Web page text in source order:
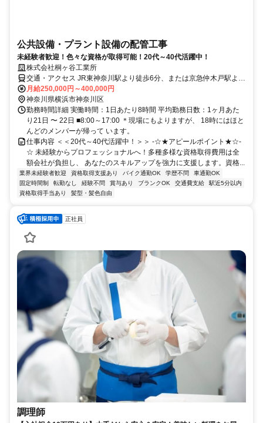
公共設備・プラント設備の配管工事
未経験者歓迎！色々な資格が取得可能！20代～40代活躍中！
株式会社桐ヶ谷工業所
交通・アクセス JR東神奈川駅より徒歩6分、または京急仲木戸駅より
徒歩5分
月給250,000円～400,000円
神奈川県横浜市神奈川区
勤務時間詳細 実働時間：1日あたり8時間 平均勤務日数：1ヶ月あた
り21日 〜 22日 ■8:00～17:00 ＊現場にもよりますが、 18時にはほと
んどのメンバーが帰って います。
仕事内容 ＜＜20代～40代活躍中！＞＞ -☆★アピールポイント★☆-
☆ 未経験からプロフェッショナルへ！多種多様な資格取得費用は全
額会社が負担し、 あなたのスキルアップを強力に支援します。資格...
業界未経験者歓迎 資格取得支援あり バイク通勤OK 学歴不問
車通勤OK
固定時間制
転勤なし 経験不問 賞与あり ブランクOK 交通費支給
駅近5分以内
資格取得手当あり
髪型・髪色自由
正社員
調理師